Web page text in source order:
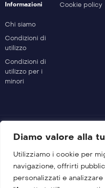
Diamo valore alla
Utilizziamo i cookie per
navigazione, offrirti
personalizzati e
Informazioni
Chi siamo
Condizioni di
utilizzo
Condizioni di
utilizzo per i
minori
Cookie policy
© 2026 GMG Media
Sede legale: Corso
Venticano (AV)